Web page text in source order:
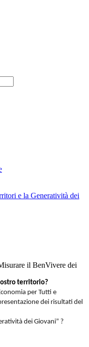
e la Generatività dei
il BenVivere dei
territorio?
per Tutti e
dei risultati del
dei Giovani” ?